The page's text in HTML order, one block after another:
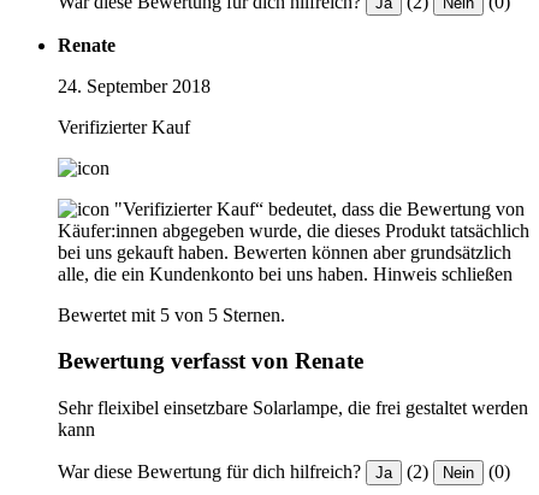
Renate
24. September 2018
Verifizierter Kauf
"Verifizierter Kauf“ bedeutet, dass die Bewertung von
Käufer:innen abgegeben wurde, die dieses Produkt tatsächlich
bei uns gekauft haben. Bewerten können aber grundsätzlich
alle, die ein Kundenkonto bei uns haben. Hinweis schließen
Bewertet mit 5 von 5 Sternen.
Bewertung verfasst von Renate
Sehr fleixibel einsetzbare Solarlampe, die frei gestaltet werden
kann
War diese Bewertung für dich hilfreich? Ja (2) Nein (0)